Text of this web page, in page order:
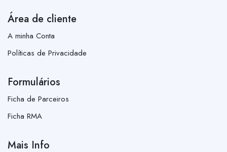
Área de cliente
A minha Conta
Políticas de Privacidade
Formulários
Ficha de Parceiros
Ficha RMA
Mais Info